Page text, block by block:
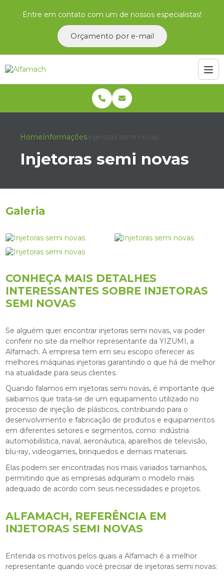
Entre em contato com um de nossos especialistas!
Orçamento por e-mail
Home Informações Injetoras semi novas
Injetoras semi novas
Galeria
CONHEÇA MAIS DETALHES
INTERESSANTES SOBRE INJETORAS
SEMI NOVAS
Se alguém quer encontrar injetoras semi novas, vai poder
conferir no site da melhor representante da YIZUMI, a
Alfamach. A empresa tem em seu escopo oferecer as
melhores máquinas injetoras garantindo o que há de melhor
na atualidade para seus clientes.
Quando falamos em injetoras semi novas, é importante que
saibamos que trata-se de um equipamento utilizado no
processo de injeção de plásticos, contribuindo para o
desenvolvimento e fabricação de produtos e equipamentos
em diferentes setores e segmentos, como: indústria
automobilística, naval, aeronáutica, aparelhos de televisão,
blu-ray, videogames, brinquedos e demais materiais.
Elas podem ser encontradas nos mais variados tamanhos,
permitindo que as empresas adquiram o modelo mais
adequado de acordo com seus necessidades e projetos.
ALFAMACH, REFERÊNCIA EM
INJETORAS SEMI NOVAS
Entenda os motivos pelos quais a Alfamach é a melhor
representante quando você precisar de injetoras semi novas: